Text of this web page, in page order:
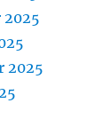
2025
2025